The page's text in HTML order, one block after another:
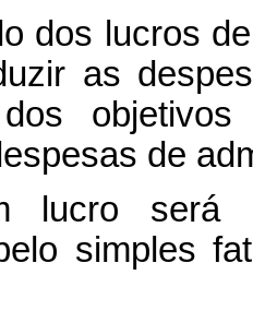
dos lucros
as
objetivos
de
lucro será
simples